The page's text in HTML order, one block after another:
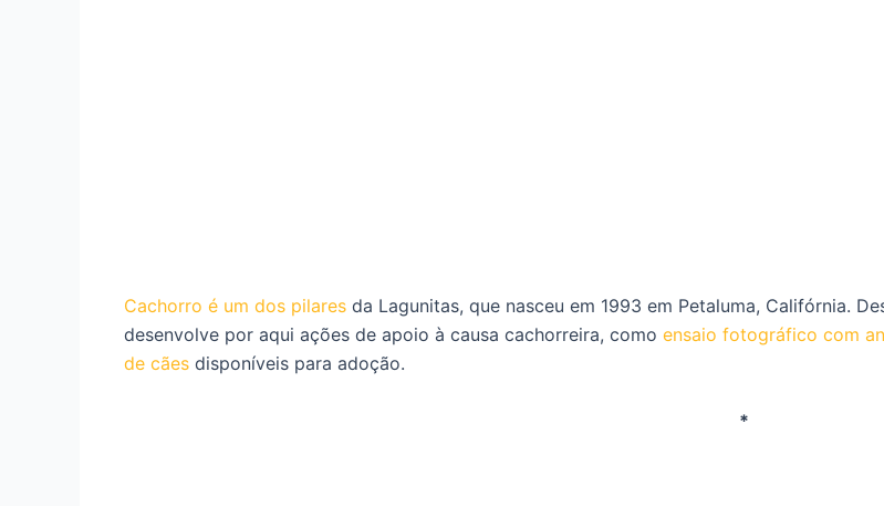
Cachorro é um dos pilares da Lagunitas, que nasceu em 1993 em Petaluma, Califórnia.
desenvolve por aqui ações de apoio à causa cachorreira, como ensaio fotográfico com
de cães disponíveis para adoção.
*